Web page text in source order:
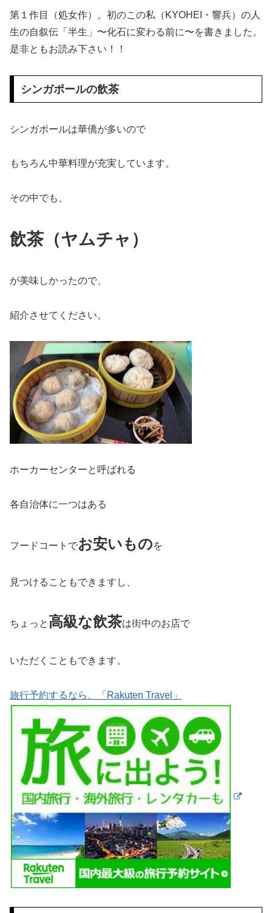
第１作目（処女作）。初のこの私（KYOHEI・響兵）の人
生の自叙伝「半生」〜化石に変わる前に〜を書きました。
是非ともお読み下さい！！
シンガポールの飲茶
シンガポールは華僑が多いので
もちろん中華料理が充実しています。
その中でも、
飲茶（ヤムチャ）
が美味しかったので、
紹介させてください。
ホーカーセンターと呼ばれる
各自治体に一つはある
フードコートでお安いものを
見つけることもできますし、
ちょっと 高級な飲茶は街中のお店で
いただくこともできます。
旅行予約するなら、「Rakuten Travel」